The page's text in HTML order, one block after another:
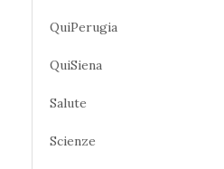
QuiPerugia
QuiSiena
Salute
Scienze